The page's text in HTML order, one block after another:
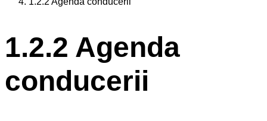
1.2.2 Agenda
conducerii